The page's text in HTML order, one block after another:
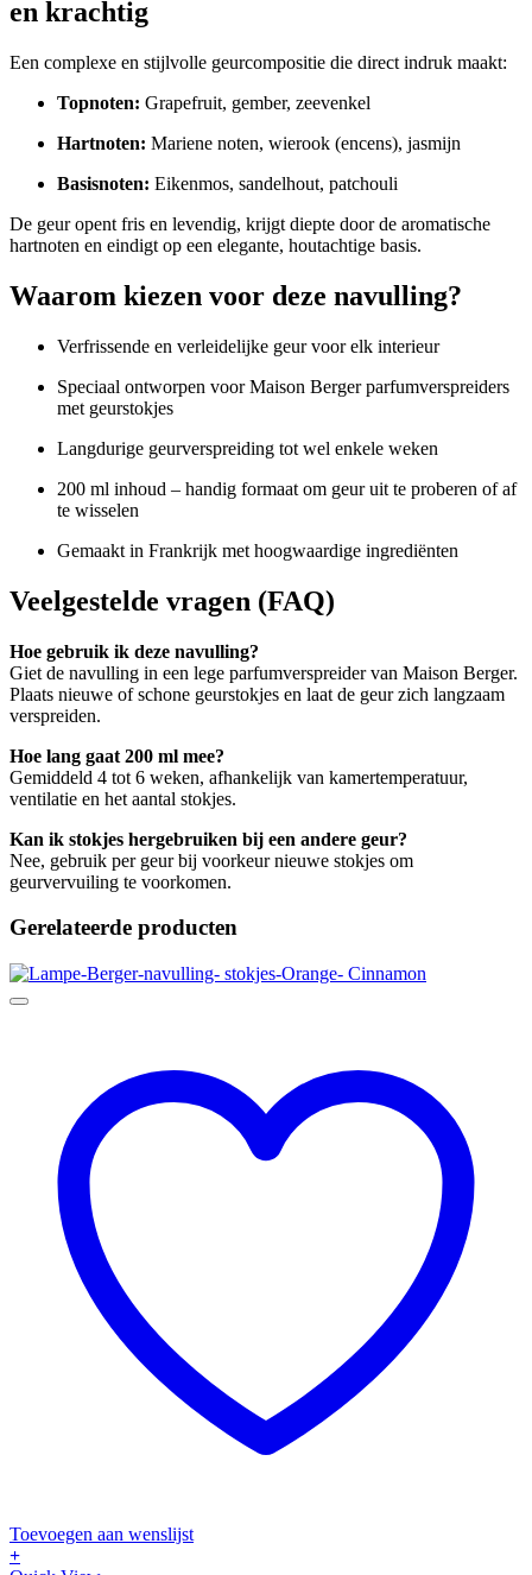
en krachtig
Een complexe en stijlvolle geurcompositie die direct indruk maakt:
Topnoten: Grapefruit, gember, zeevenkel
Hartnoten: Mariene noten, wierook (encens), jasmijn
Basisnoten: Eikenmos, sandelhout, patchouli
De geur opent fris en levendig, krijgt diepte door de aromatische
hartnoten en eindigt op een elegante, houtachtige basis.
Waarom kiezen voor deze navulling?
Verfrissende en verleidelijke geur voor elk interieur
Speciaal ontworpen voor Maison Berger parfumverspreiders
met geurstokjes
Langdurige geurverspreiding tot wel enkele weken
200 ml inhoud – handig formaat om geur uit te proberen of af
te wisselen
Gemaakt in Frankrijk met hoogwaardige ingrediënten
Veelgestelde vragen (FAQ)
Hoe gebruik ik deze navulling?
Giet de navulling in een lege parfumverspreider van Maison Berger.
Plaats nieuwe of schone geurstokjes en laat de geur zich langzaam
verspreiden.
Hoe lang gaat 200 ml mee?
Gemiddeld 4 tot 6 weken, afhankelijk van kamertemperatuur,
ventilatie en het aantal stokjes.
Kan ik stokjes hergebruiken bij een andere geur?
Nee, gebruik per geur bij voorkeur nieuwe stokjes om
geurvervuiling te voorkomen.
Gerelateerde producten
Toevoegen aan wenslijst
+